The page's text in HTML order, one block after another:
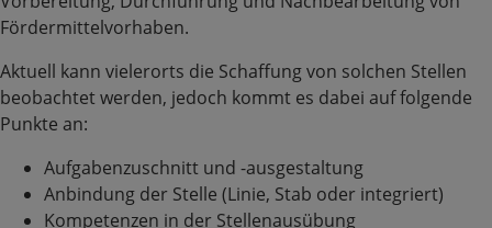
Fördermittelvorhaben.
Aktuell kann vielerorts die Schaffung von solchen Stellen
beobachtet werden, jedoch kommt es dabei auf folgende
Punkte an:
Aufgabenzuschnitt und -ausgestaltung
Anbindung der Stelle (Linie, Stab oder integriert)
Kompetenzen in der Stellenausübung